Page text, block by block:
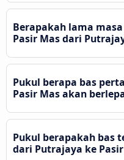
Berapakah lama
Pasir Mas dari
Pukul berapa bas
Pasir Mas akan
Pukul berapakah bas
dari Putrajaya ke